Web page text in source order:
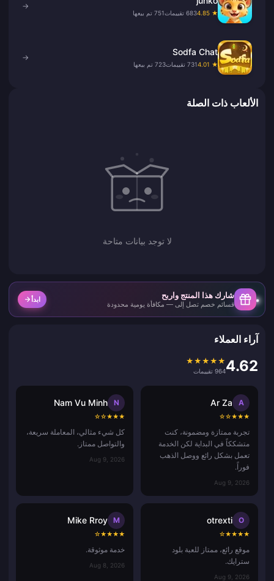
★ 4.85 683 تقييمات 751 تم بيعها
→
Sodfa Chat
★ 4.01 731 تقييمات 723 تم بيعها
→
الألعاب ذات الصلة
لا توجد بيانات متاحة
شارك هذا المنتج واربح
قسائم خصم تصل إلى — مكافأة يومية محدودة
ابدأ
آراء العملاء
4.62
★
★
★
★
★
964 تقييمات
A
Ar Za
★
★
★
☆
☆
تجربة ممتازة ومضمونة، كنت
متشككاً في البداية لكن الخدمة
تعمل بشكل رائع ووصل الذهب
فوراً.
Aug 9, 2026
N
Nam Vu Minh
★
★
★
☆
☆
كل شيء مثالي، المعاملة سريعة،
والتواصل ممتاز.
Aug 9, 2026
O
otrexti
★
★
★
★
☆
موقع رائع، ممتاز للعبة بلود
سترايك.
Aug 9, 2026
M
Mike Rroy
★
★
★
★
☆
خدمة موثوقة.
Aug 8, 2026